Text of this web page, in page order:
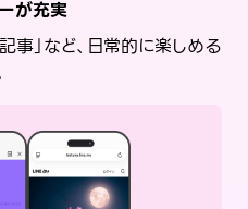
が充実
事」など、日常的に楽しめる